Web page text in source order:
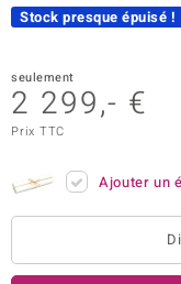
Collection
Stock presque épuisé !
seulement
2 299,- €
Prix TTC
Ajouter un